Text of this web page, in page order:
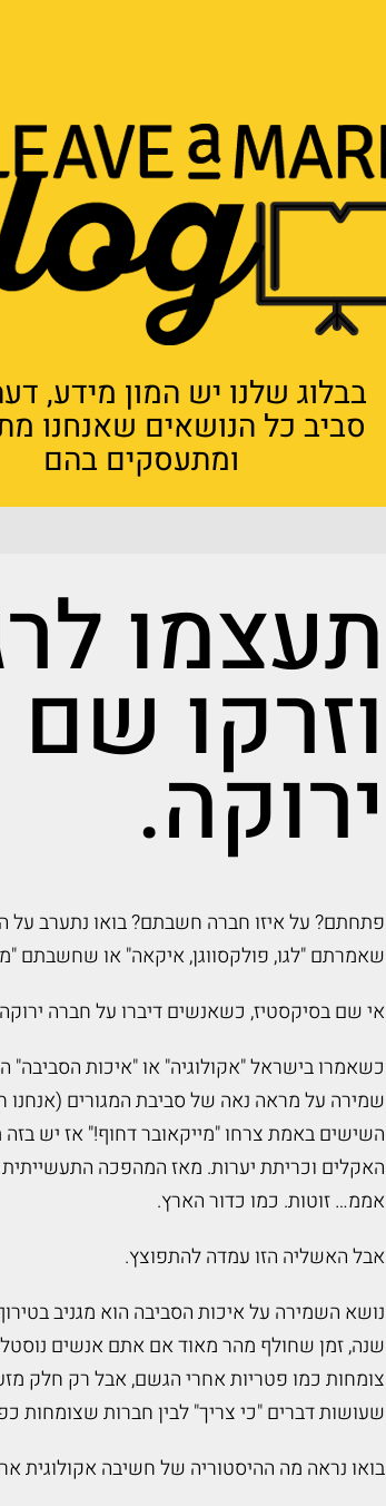
בבלוג שלנו יש המון מידע,
סביב כל הנושאים שאנחנו
ומתעסקים בהם
תעצמו
וזרקו
ירוקה.
פתחתם? על איזו חברה חשבתם? בואו נתערב
שאמרתם "לגו, פולקסווגן, איקאה" או שחשבתם
אי שם בסיקסטיז, כשאנשים דיברו על חברה
כשאמרו בישראל "אקולוגיה" או "איכות
שמירה על מראה נאה של סביבת המגורים (אנחנו
השישים באמת צרחו "מייקאובר דחוף!" אז יש
האקלים וכריתת יערות. מאז המהפכה
אממ… זוטות. כמו כדור הארץ.
אבל האשליה הזו עמדה להתפוצץ.
נושא השמירה על איכות הסביבה הוא מגניב
שנה, זמן שחולף מהר מאוד אם אתם אנשים
צומחות כמו פטריות אחרי הגשם, אבל רק חלק
שעושות דברים "כי צריך" לבין חברות שצומחות
בואו נראה מה ההיסטוריה של חשיבה אקולוגית